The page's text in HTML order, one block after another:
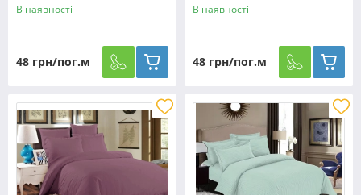
В наявності
48 грн/пог.м
В наявності
48 грн/пог.м